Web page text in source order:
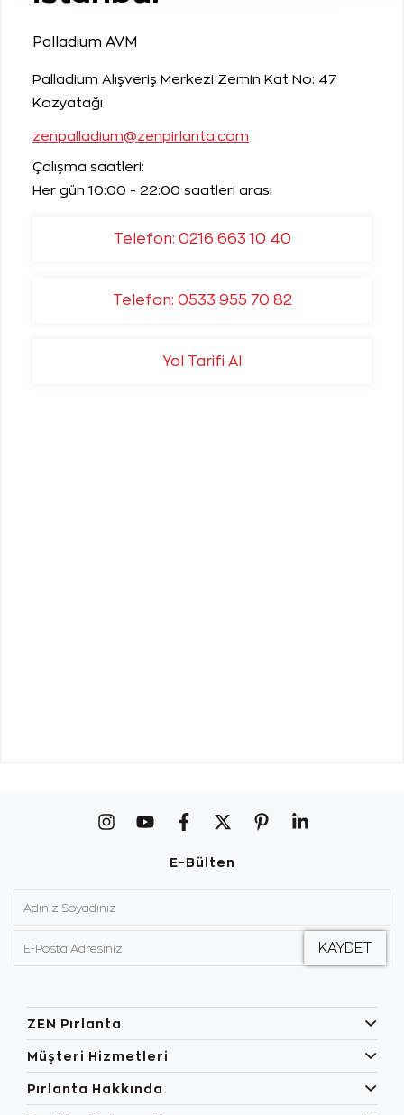
Palladium AVM
Palladium Alışveriş Merkezi Zemin Kat No: 47
Kozyatağı
zenpalladium@zenpirlanta.com
Çalışma saatleri:
Her gün 10:00 - 22:00 saatleri arası
Telefon: 0216 663 10 40
Telefon: 0533 955 70 82
Yol Tarifi Al
E-Bülten
ZEN Pırlanta
Müşteri Hizmetleri
Pırlanta Hakkında